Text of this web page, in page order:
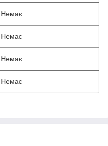
Немає
Немає
Немає
Немає